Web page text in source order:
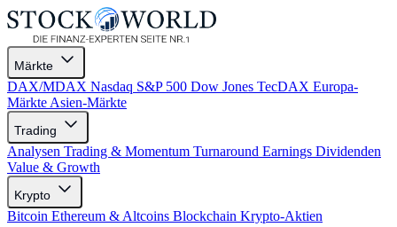
Märkte
DAX/MDAX Nasdaq S&P 500 Dow Jones TecDAX Europa-
Märkte Asien-Märkte
Trading
Analysen Trading & Momentum Turnaround Earnings Dividenden
Value & Growth
Krypto
Bitcoin Ethereum & Altcoins Blockchain Krypto-Aktien